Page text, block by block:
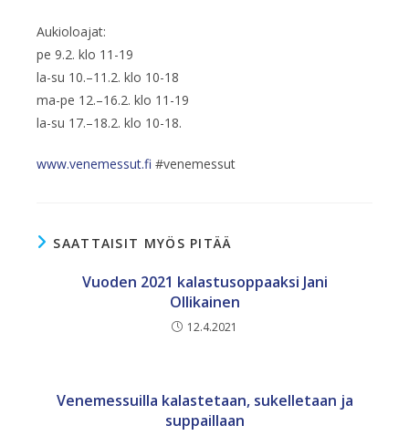
Aukioloajat:
pe 9.2. klo 11-19
la-su 10.–11.2. klo 10-18
ma-pe 12.–16.2. klo 11-19
la-su 17.–18.2. klo 10-18.
www.venemessut.fi #venemessut
SAATTAISIT MYÖS PITÄÄ
Vuoden 2021 kalastusoppaaksi Jani
Ollikainen
12.4.2021
Venemessuilla kalastetaan, sukelletaan ja
suppaillaan